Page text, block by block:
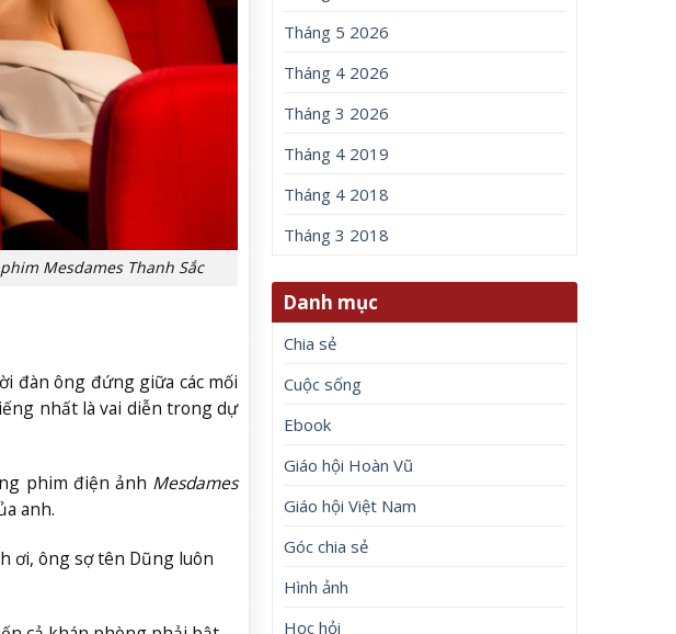
Mesdames Thanh Sắc
đàn ông đứng giữa các mối
nhất là vai diễn trong dự
phim điện ảnh Mesdames
anh.
ơi, ông sợ tên Dũng luôn
Tháng 5 2026
Tháng 4 2026
Tháng 3 2026
Tháng 4 2019
Tháng 4 2018
Tháng 3 2018
Danh mục
Chia sẻ
Cuộc sống
Ebook
Giáo hội Hoàn Vũ
Giáo hội Việt Nam
Góc chia sẻ
Hình ảnh
Học hỏi